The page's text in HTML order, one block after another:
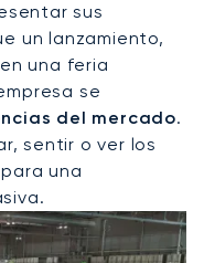
sus
un lanzamiento,
una feria
se
del mercado.
sentir o ver los
una